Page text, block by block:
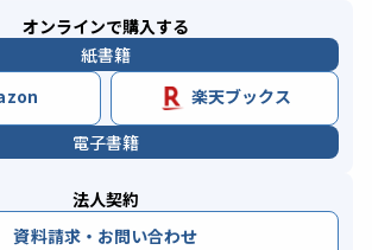
オンラインで購入する
紙書籍
楽天ブックス
電子書籍
法人契約
資料請求・お問い合わせ